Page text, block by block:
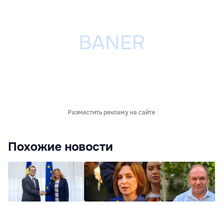
Разместить рекламу на сайте
Похожие новости